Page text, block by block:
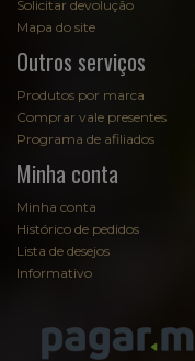
Solicitar devolução
Mapa do site
Outros serviços
Produtos por marca
Comprar vale presentes
Programa de afiliados
Minha conta
Minha conta
Histórico de pedidos
Lista de desejos
Informativo